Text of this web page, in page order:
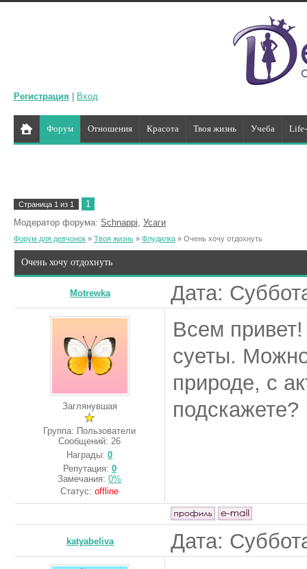
Регистрация Вход
Форум Отношения Красота Твоя жизнь Учеба
Страница 1 из 1
1
Модератор форума: Schnappi, Усаги
Форум для девчонок » Твоя жизнь » Флудилка » Очень хочу отдохнуть
Очень хочу отдохнуть
Motrewka Дата:
Заглянувшая
Группа: Пользователи
Сообщений: 26
Награды:0
Репутация: 0
Замечания:0%
Статус:offline
Всем привет!
суеты.
природе, с
подскажете?
katyabeliva Дата: